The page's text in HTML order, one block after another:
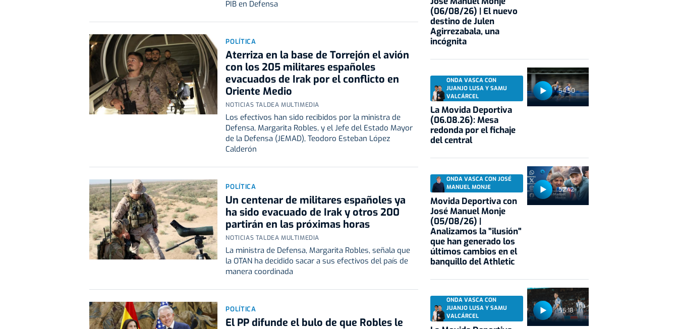
PIB en Defensa
POLÍTICA
Aterriza en la base de Torrejón el avión
con los 205 militares españoles
evacuados de Irak por el conflicto en
Oriente Medio
NOTICIAS TALDEA MULTIMEDIA
Los efectivos han sido recibidos por la ministra de
Defensa, Margarita Robles, y el Jefe del Estado Mayor
de la Defensa (JEMAD), Teodoro Esteban López
Calderón
POLÍTICA
Un centenar de militares españoles ya
ha sido evacuado de Irak y otros 200
partirán en las próximas horas
NOTICIAS TALDEA MULTIMEDIA
La ministra de Defensa, Margarita Robles, señala que
la OTAN ha decidido sacar a sus efectivos del país de
manera coordinada
POLÍTICA
El PP difunde el bulo de que Robles le
(06/08/26) | El nuevo
destino de Julen
Agirrezabala, una
incógnita
54:50
ONDA VASCA CON
JUANJO LUSA Y SAMU
VALCÁRCEL
La Movida Deportiva
(06.08.26): Mesa
redonda por el fichaje
del central
52:42
ONDA VASCA CON JOSÉ
MANUEL MONJE
Movida Deportiva con
José Manuel Monje
(05/08/26) |
Analizamos la "ilusión"
que han generado los
últimos cambios en el
banquillo del Athletic
55:18
ONDA VASCA CON
JUANJO LUSA Y SAMU
VALCÁRCEL